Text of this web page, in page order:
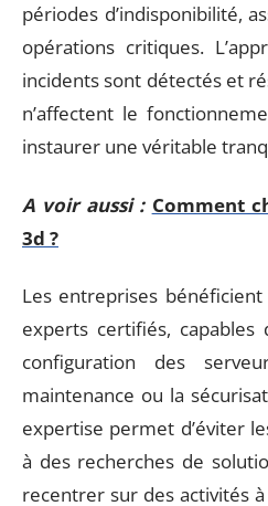
périodes d’indisponibilité,
opérations critiques.
incidents sont détectés et
n’affectent le
instaurer une véritable
A voir aussi : Comment
3d ?
Les entreprises bénéficient
experts certifiés,
configuration des
maintenance ou la
expertise permet d’éviter
à des recherches de
recentrer sur des activités